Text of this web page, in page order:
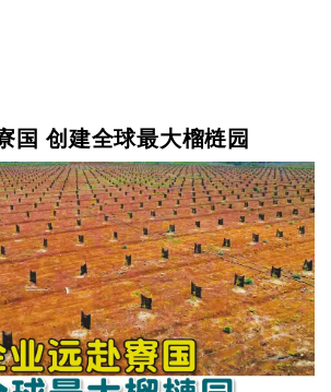
国 创建全球最大榴梿园